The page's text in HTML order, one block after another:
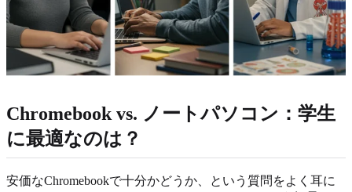
Chromebook vs. ノートパソコン：学生
に最適なのは？
安価なChromebookで十分かどうか、という質問をよく耳に